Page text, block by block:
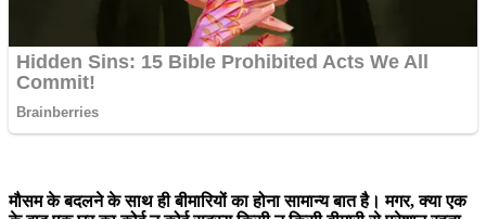
मौसम के बदलने के साथ ही बीमारियों का होना सामान्य बात है। मगर, क्या एक